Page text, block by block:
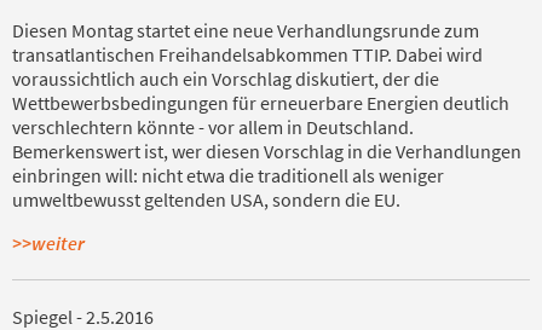
Diesen Montag startet eine neue Verhandlungsrunde zum
transatlantischen Freihandelsabkommen TTIP. Dabei wird
voraussichtlich auch ein Vorschlag diskutiert, der die
Wettbewerbsbedingungen für erneuerbare Energien deutlich
verschlechtern könnte - vor allem in Deutschland.
Bemerkenswert ist, wer diesen Vorschlag in die Verhandlungen
einbringen will: nicht etwa die traditionell als weniger
umweltbewusst geltenden USA, sondern die EU.
>>weiter
Spiegel - 2.5.2016